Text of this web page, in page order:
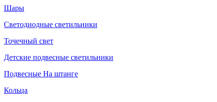
Шары
Светодиодные светильники
Точечный свет
Детские подвесные светильники
Подвесные На штанге
Кольца